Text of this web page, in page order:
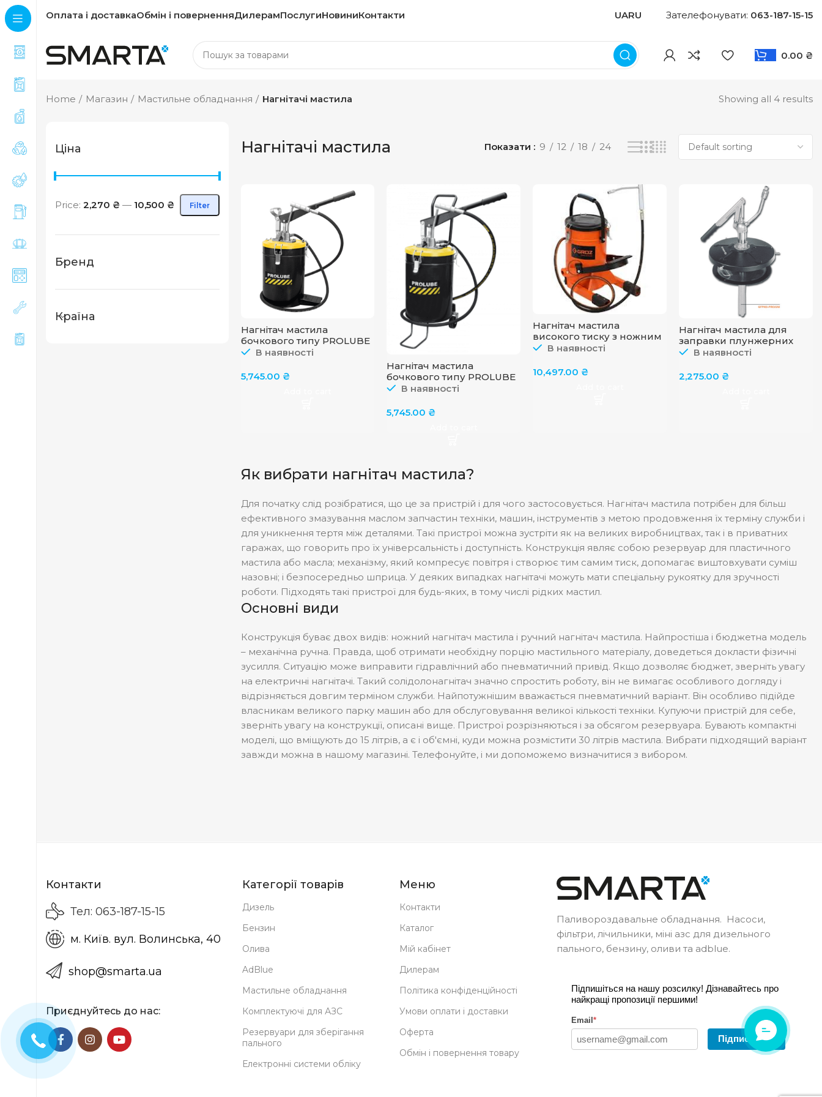
Оплата і доставкаОбмін і поверненняДилерамПослугиНовиниКонтакти UARU Зателефонувати: 063-187-15-15
0.00 ₴
Home Магазин Мастильне обладнання Нагнітачі мастила Showing all 4 results
Ціна
Min price
Max price Filter
Price: 2,270 ₴ — 10,500 ₴
Бренд
Країна
Нагнітачі мастила Показати 9 12 18 24
Нагнітач мастила
бочкового типу PROLUBE
44285В наявності
5,745.00 ₴
Нагнітач мастила
бочкового типу PROLUBE
44295В наявності
5,745.00 ₴
Нагнітач мастила
високого тиску з ножним
накачуванням GROZ
В наявності
10,497.00 ₴
Нагнітач мастила для
заправки плунжерних
шприців
GFP/03-PRO/UNI
В наявності
2,275.00 ₴
Як вибрати нагнітач мастила?
Для початку слід розібратися, що це за пристрій і для чого застосовується. Нагнітач мастила потрібен для більш
ефективного змазування маслом запчастин техніки, машин, інструментів з метою продовження їх терміну служби і
для уникнення тертя між деталями. Такі пристрої можна зустріти як на великих виробництвах, так і в приватних
гаражах, що говорить про їх універсальність і доступність. Конструкція являє собою резервуар для пластичного
мастила або масла; механізму, який компресує повітря і створює тим самим тиск, допомагає виштовхувати суміш
назовні; і безпосередньо шприца. У деяких випадках нагнітачі можуть мати спеціальну рукоятку для зручності
роботи. Підходять такі пристрої для будь-яких, в тому числі рідких мастил.
Основні види
Конструкція буває двох видів: ножний нагнітач мастила і ручний нагнітач мастила. Найпростіша і бюджетна модель
– механічна ручна. Правда, щоб отримати необхідну порцію мастильного матеріалу, доведеться докласти фізичні
зусилля. Ситуацію може виправити гідравлічний або пневматичний привід. Якщо дозволяє бюджет, зверніть увагу
на електричні нагнітачі. Такий солідолонагнітач значно спростить роботу, він не вимагає особливого догляду і
відрізняється довгим терміном служби. Найпотужнішим вважається пневматичний варіант. Він особливо підійде
власникам великого парку машин або для обслуговування великої кількості техніки. Купуючи пристрій для себе,
зверніть увагу на конструкції, описані вище. Пристрої розрізняються і за обсягом резервуара. Бувають компактні
моделі, що вміщують до 15 літрів, а є і об'ємні, куди можна розмістити 30 літрів мастила. Вибрати підходящий варіант
завжди можна в нашому магазині. Телефонуйте, і ми допоможемо визначитися з вибором.
Контакти
Тел: 063-187-15-15
м. Київ. вул. Волинська, 40
shop@smarta.ua
Приєднуйтесь до нас:
Категорії товарів
Дизель
Бензин
Олива
AdBlue
Мастильне обладнання
Комплектуючі для АЗС
Резервуари для зберігання
пального
Електронні системи обліку
Меню
Контакти
Каталог
Мій кабінет
Дилерам
Політика конфіденційності
Умови оплати і доставки
Оферта
Обмін і повернення товару
Паливороздавальне обладнання. Насоси,
фільтри, лічильники, міні азс для дизельного
пального, бензину, оливи та adblue.
Підпишіться на нашу розсилку! Дізнавайтесь про
найкращі пропозиції першими!
Email *
Підписатись
ОНЛАЙН